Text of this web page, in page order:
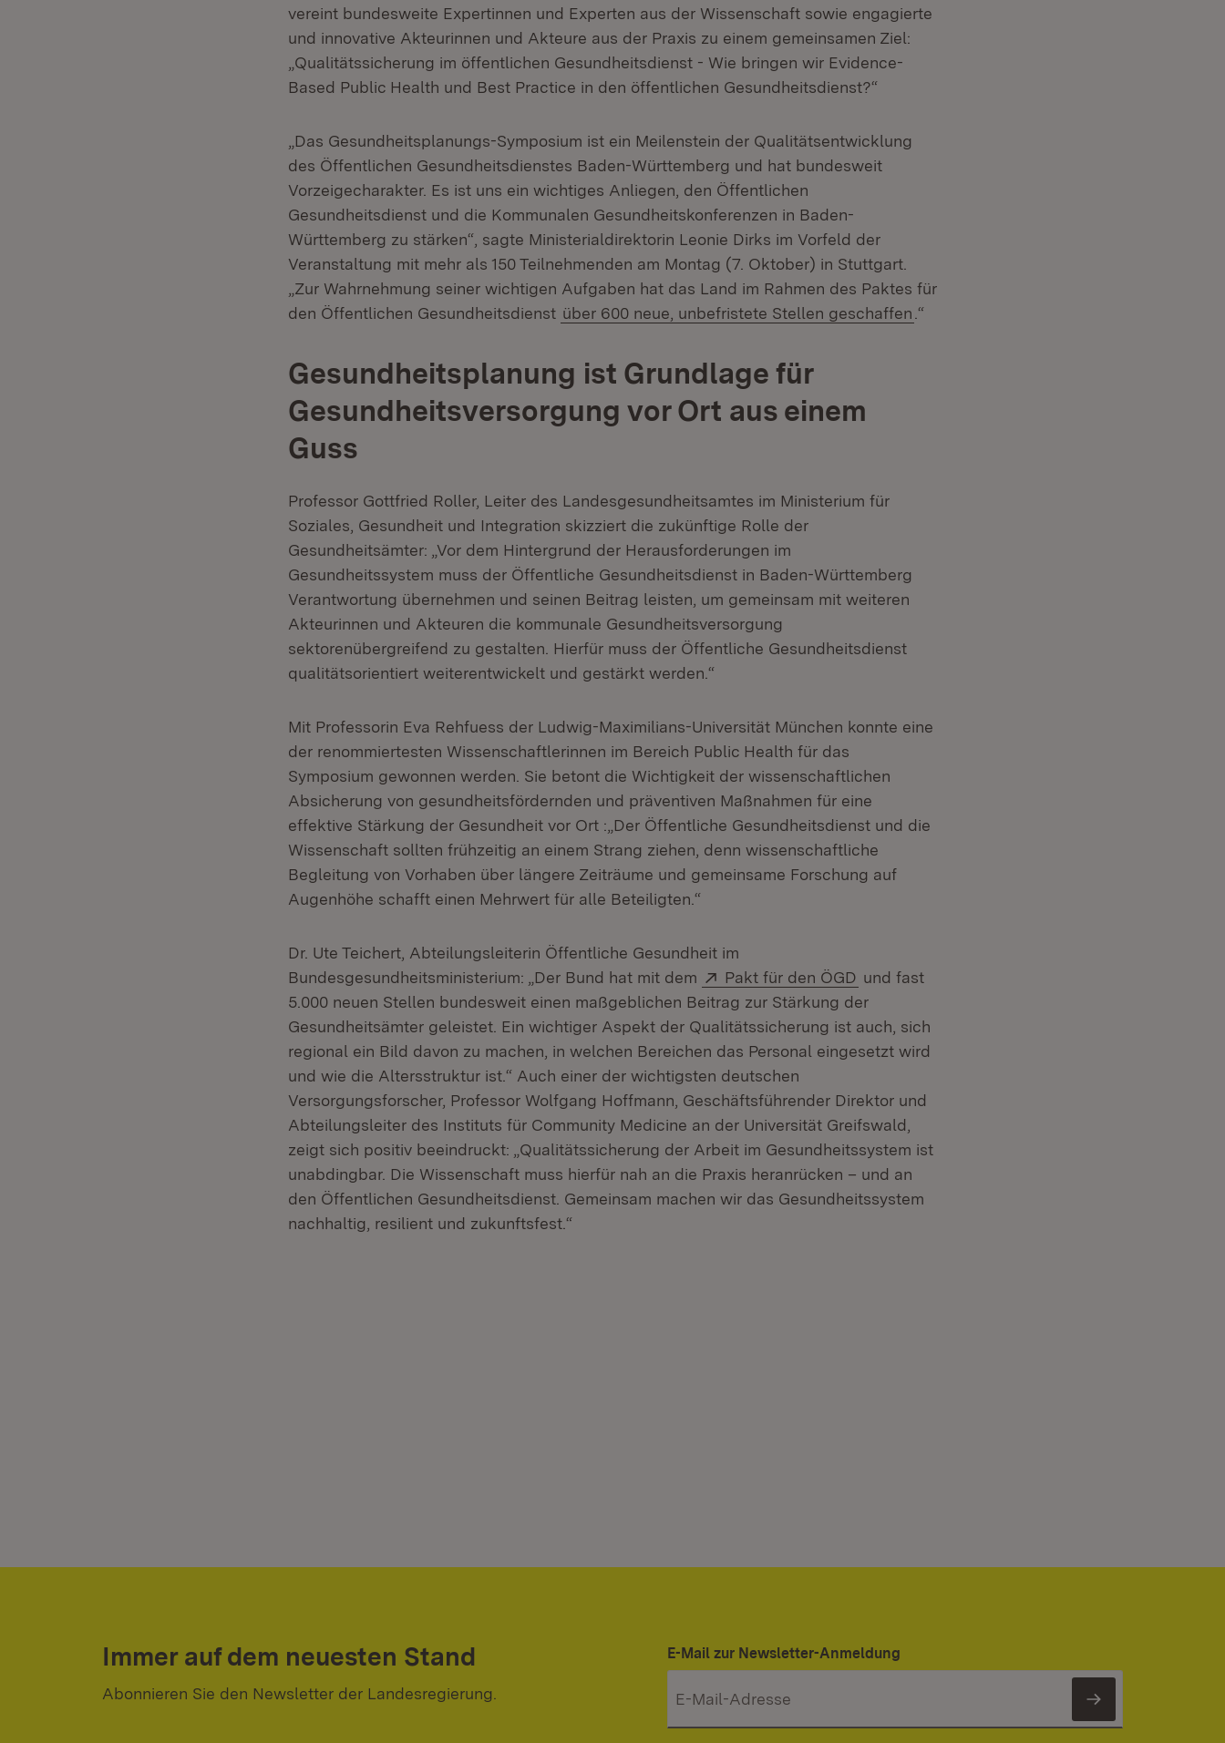
vereint bundesweite Expertinnen und Experten aus der Wissenschaft sowie engagierte
und innovative Akteurinnen und Akteure aus der Praxis zu einem gemeinsamen Ziel:
„Qualitätssicherung im öffentlichen Gesundheitsdienst - Wie bringen wir Evidence-
Based Public Health und Best Practice in den öffentlichen Gesundheitsdienst?“
„Das Gesundheitsplanungs-Symposium ist ein Meilenstein der Qualitätsentwicklung
des Öffentlichen Gesundheitsdienstes Baden-Württemberg und hat bundesweit
Vorzeigecharakter. Es ist uns ein wichtiges Anliegen, den Öffentlichen
Gesundheitsdienst und die Kommunalen Gesundheitskonferenzen in Baden-
Württemberg zu stärken“, sagte Ministerialdirektorin Leonie Dirks im Vorfeld der
Veranstaltung mit mehr als 150 Teilnehmenden am Montag (7. Oktober) in Stuttgart.
„Zur Wahrnehmung seiner wichtigen Aufgaben hat das Land im Rahmen des Paktes für
den Öffentlichen Gesundheitsdienst über 600 neue, unbefristete Stellen geschaffen .“
Gesundheitsplanung ist Grundlage für
Gesundheitsversorgung vor Ort aus einem
Guss
Professor Gottfried Roller, Leiter des Landesgesundheitsamtes im Ministerium für
Soziales, Gesundheit und Integration skizziert die zukünftige Rolle der
Gesundheitsämter: „Vor dem Hintergrund der Herausforderungen im
Gesundheitssystem muss der Öffentliche Gesundheitsdienst in Baden-Württemberg
Verantwortung übernehmen und seinen Beitrag leisten, um gemeinsam mit weiteren
Akteurinnen und Akteuren die kommunale Gesundheitsversorgung
sektorenübergreifend zu gestalten. Hierfür muss der Öffentliche Gesundheitsdienst
qualitätsorientiert weiterentwickelt und gestärkt werden.“
Mit Professorin Eva Rehfuess der Ludwig-Maximilians-Universität München konnte eine
der renommiertesten Wissenschaftlerinnen im Bereich Public Health für das
Symposium gewonnen werden. Sie betont die Wichtigkeit der wissenschaftlichen
Absicherung von gesundheitsfördernden und präventiven Maßnahmen für eine
effektive Stärkung der Gesundheit vor Ort :„Der Öffentliche Gesundheitsdienst und die
Wissenschaft sollten frühzeitig an einem Strang ziehen, denn wissenschaftliche
Begleitung von Vorhaben über längere Zeiträume und gemeinsame Forschung auf
Augenhöhe schafft einen Mehrwert für alle Beteiligten.“
Dr. Ute Teichert, Abteilungsleiterin Öffentliche Gesundheit im
Bundesgesundheitsministerium: „Der Bund hat mit dem
Extern:
Pakt für den ÖGD (Öffnet in neuem Fenster)
und fast
5.000 neuen Stellen bundesweit einen maßgeblichen Beitrag zur Stärkung der
Gesundheitsämter geleistet. Ein wichtiger Aspekt der Qualitätssicherung ist auch, sich
regional ein Bild davon zu machen, in welchen Bereichen das Personal eingesetzt wird
und wie die Altersstruktur ist.“ Auch einer der wichtigsten deutschen
Versorgungsforscher, Professor Wolfgang Hoffmann, Geschäftsführender Direktor und
Abteilungsleiter des Instituts für Community Medicine an der Universität Greifswald,
zeigt sich positiv beeindruckt: „Qualitätssicherung der Arbeit im Gesundheitssystem ist
unabdingbar. Die Wissenschaft muss hierfür nah an die Praxis heranrücken – und an
den Öffentlichen Gesundheitsdienst. Gemeinsam machen wir das Gesundheitssystem
nachhaltig, resilient und zukunftsfest.“
Immer auf dem neuesten Stand
Abonnieren Sie den Newsletter der Landesregierung.
E-Mail zur Newsletter-Anmeldung
Newsletter